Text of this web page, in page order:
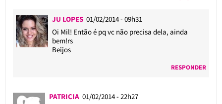
JU LOPES 01/02/2014 - 09h31
Oi Mil! Então é pq vc não precisa dela, ainda
bem!rs
Beijos
RESPONDER
PATRICIA 01/02/2014 - 22h27